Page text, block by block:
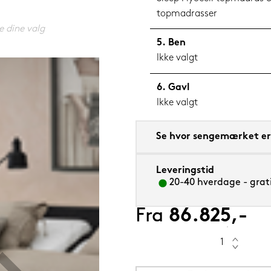
dine valg
topmadrasser
Ben
Ikke valgt
Gavl
Ikke valgt
Se hvor sengemærket
Leveringstid
20-40 hverdage -
Fra 86.825,-